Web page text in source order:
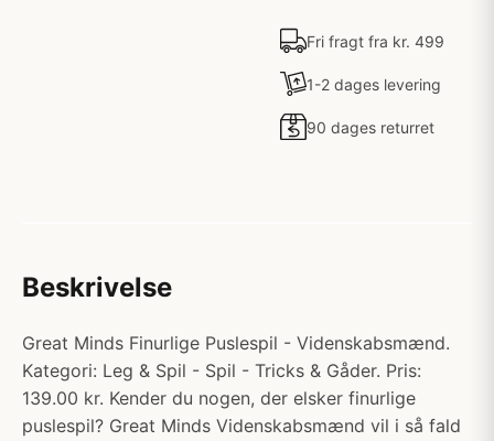
Fri fragt fra kr. 499
1-2 dages levering
90 dages returret
Beskrivelse
Great Minds Finurlige Puslespil - Videnskabsmænd.
Kategori: Leg & Spil - Spil - Tricks & Gåder. Pris:
139.00 kr. Kender du nogen, der elsker finurlige
puslespil? Great Minds Videnskabsmænd vil i så fald